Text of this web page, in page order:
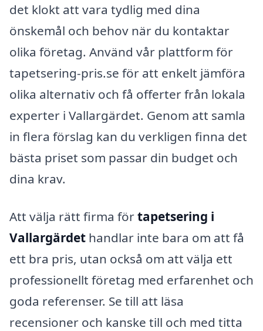
det klokt att vara tydlig med dina
önskemål och behov när du kontaktar
olika företag. Använd vår plattform för
tapetsering-pris.se för att enkelt jämföra
olika alternativ och få offerter från lokala
experter i Vallargärdet. Genom att samla
in flera förslag kan du verkligen finna det
bästa priset som passar din budget och
dina krav.
Att välja rätt firma förtapetsering i
Vallargärdet handlar inte bara om att få
ett bra pris, utan också om att välja ett
professionellt företag med erfarenhet och
goda referenser. Se till att läsa
recensioner och kanske till och med titta